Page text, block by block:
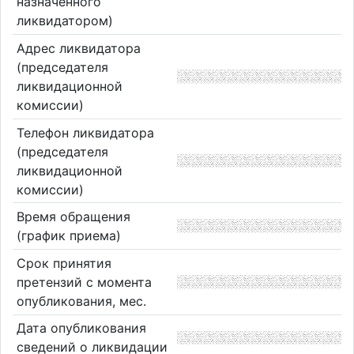
ликвидатором)
Адрес ликвидатора
(председателя
ликвидационной
комиссии)
Телефон ликвидатора
(председателя
ликвидационной
комиссии)
Время обращения
(график приема)
Срок принятия
претензий с момента
опубликования, мес.
Дата опубликования
сведений о ликвидации